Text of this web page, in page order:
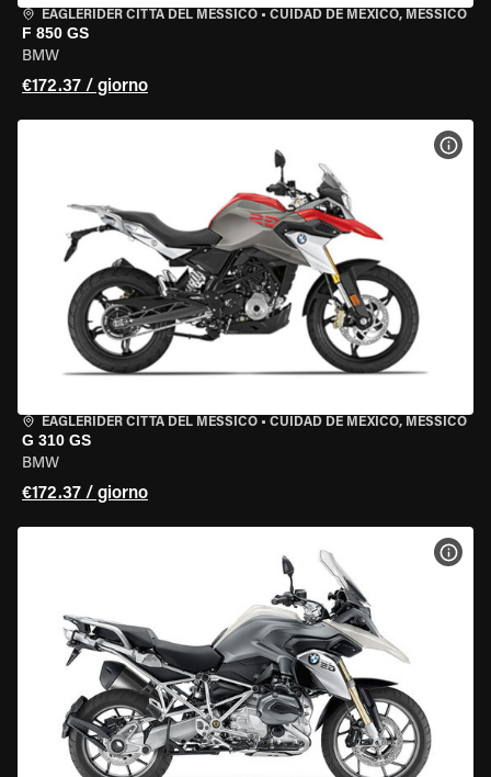
EAGLERIDER CITTÀ DEL MESSICO • CUIDAD DE MEXICO, MESSICO
F 850 GS
BMW
€172.37 / giorno
EAGLERIDER CITTÀ DEL MESSICO • CUIDAD DE MEXICO, MESSICO
G 310 GS
BMW
€172.37 / giorno